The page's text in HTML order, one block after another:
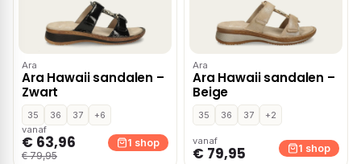
Ara
Ara Hawaii sandalen –
Zwart
35 36 37
+6
vanaf
€ 63,96
€ 79,95
1 shop
Ara
Ara Hawaii sandalen –
Beige
35 36 37 +2
vanaf
€ 79,95 1 shop